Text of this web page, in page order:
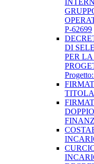
P-62699
DI
PER